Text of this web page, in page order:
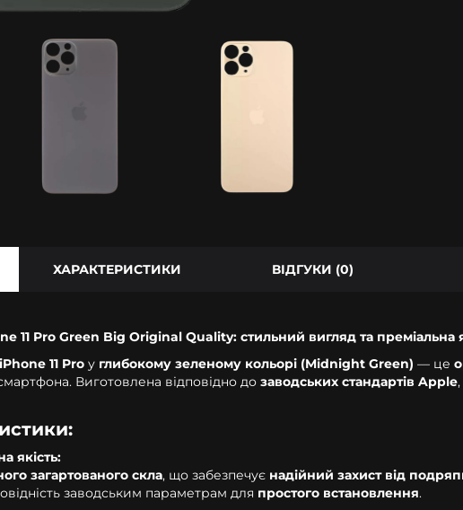
ХАРАКТЕРИСТИКИ ВІДГУКИ (0)
11 Pro Green Big Original Quality: стильний вигляд та преміальна
11 Pro у глибокому зеленому кольорі (Midnight Green) — це
Виготовлена відповідно до заводських стандартів Apple
якість:
загартованого скла, що забезпечує надійний захист від
заводським параметрам для простого встановлення.